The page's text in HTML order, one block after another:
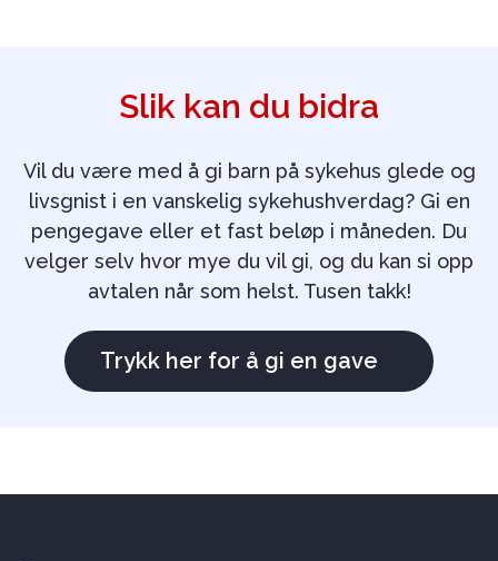
Slik kan du bidra
Vil du være med å gi barn på sykehus glede og
livsgnist i en vanskelig sykehushverdag? Gi en
pengegave eller et fast beløp i måneden. Du
velger selv hvor mye du vil gi, og du kan si opp
avtalen når som helst. Tusen takk!
Trykk her for å gi en gave